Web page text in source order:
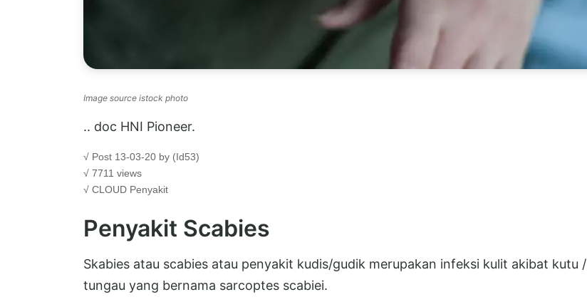
Image source istock photo
.. doc HNI Pioneer.
√ Post 13-03-20 by (Id53)
√ 7711 views
√ CLOUD Penyakit
Penyakit Scabies
Skabies atau scabies atau penyakit kudis/gudik merupakan infeksi kulit akibat kutu /
tungau yang bernama sarcoptes scabiei.